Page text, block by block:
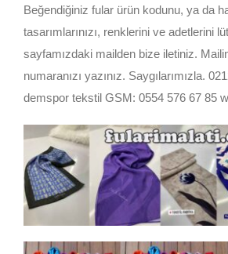
Beğendiğiniz fular ürün kodunu, ya da
tasarımlarınızı, renklerini ve adetlerini
sayfamızdaki mailden bize iletiniz.
numaranızı yazınız. Saygılarımızla.
demspor tekstil GSM: 0554 576 67 85